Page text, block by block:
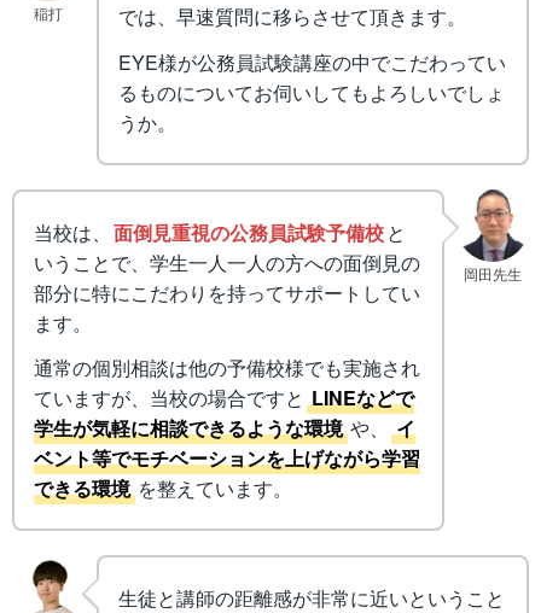
稲打
では、早速質問に移らさせて頂きます。
EYE様が公務員試験講座の中でこだわってい
るものについてお伺いしてもよろしいでしょ
うか。
岡田先生
当校は、 面倒見重視の公務員試験予備校と
いうことで、学生一人一人の方への面倒見の
部分に特にこだわりを持ってサポートしてい
ます。
通常の個別相談は他の予備校様でも実施され
ていますが、当校の場合ですと LINEなどで
学生が気軽に相談できるような環境 や、
イ
ベント等でモチベーションを上げながら学習
できる環境 を整えています。
生徒と講師の距離感が非常に近いということ